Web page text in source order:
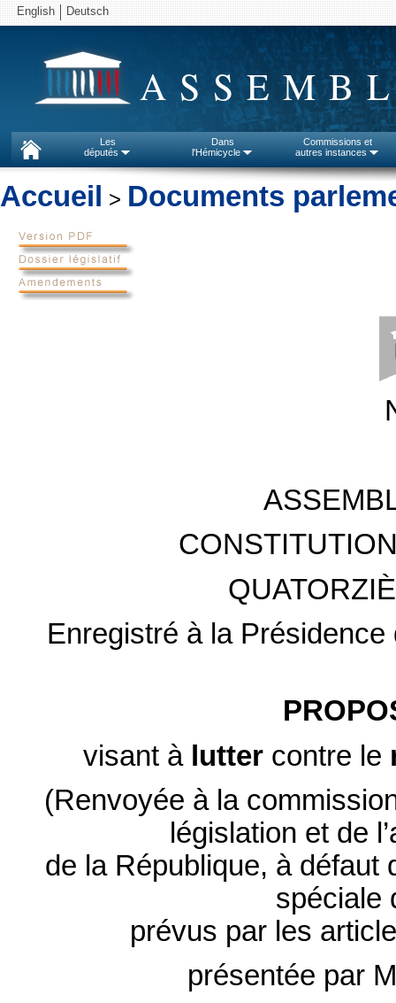
English Deutsch
Les
députés
Dans
l'Hémicycle
Commissions et
autres instances
Accueil > Documents
Enregistré à la Présidence
visant à lutter contre le
(Renvoyée à la
législation et de
de la République, à défaut
spéciale
prévus par les
présentée par